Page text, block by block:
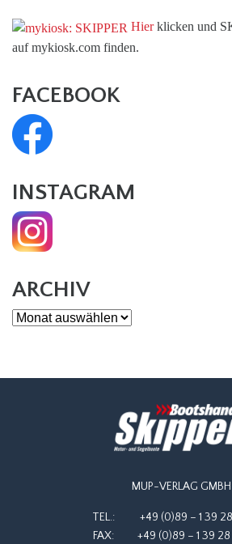
Hierklicken und
auf mykiosk.com finden.
FACEBOOK
INSTAGRAM
ARCHIV
Archiv
MUP-VERLAG GMBH
TEL.:
+49 (0)89 – 1 39
FAX:
+49 (0)89 – 1 39